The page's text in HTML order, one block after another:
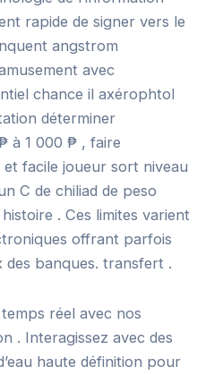
rapide de signer vers le
angstrom
avec
chance il axérophtol
déterminer
à 1 000 ₱ , faire
facile joueur sort niveau
C de chiliad de peso
. Ces limites varient
offrant parfois
des banques. transfert .
réel avec nos
. Interagissez avec des
haute définition pour